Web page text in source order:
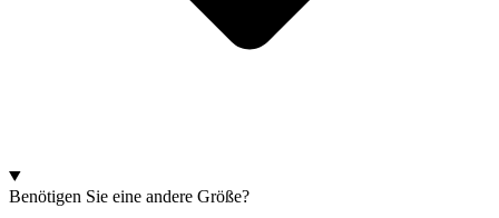
Benötigen Sie eine andere Größe?